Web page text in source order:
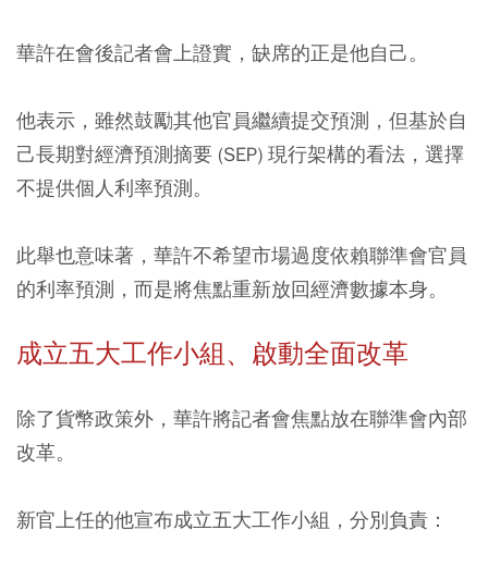
華許在會後記者會上證實，缺席的正是他自己。
他表示，雖然鼓勵其他官員繼續提交預測，但基於自
己長期對經濟預測摘要 (SEP) 現行架構的看法，選擇
不提供個人利率預測。
此舉也意味著，華許不希望市場過度依賴聯準會官員
的利率預測，而是將焦點重新放回經濟數據本身。
成立五大工作小組、啟動全面改革
除了貨幣政策外，華許將記者會焦點放在聯準會內部
改革。
新官上任的他宣布成立五大工作小組，分別負責：